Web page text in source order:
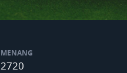
MENANG
2720